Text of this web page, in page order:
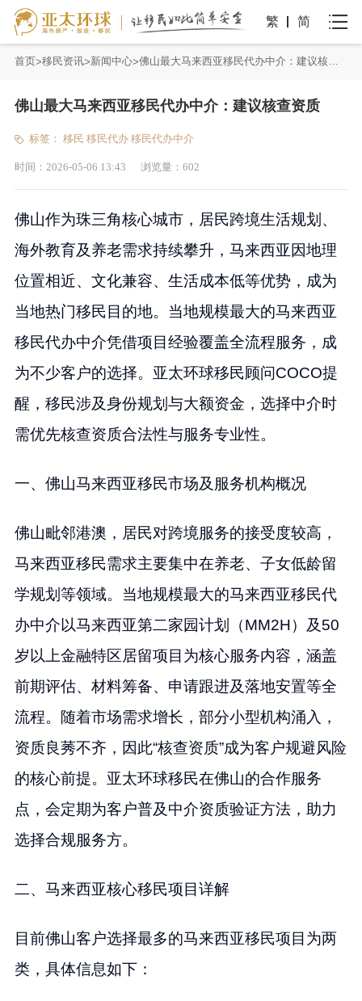
繁 简
首页 移民资讯 新闻中心 佛山最大马来西亚移民代办中介：建议核查资质
佛山最大马来西亚移民代办中介：建议核查资质
标签： 移民 移民代办 移民代办中介
时间： 2026-05-06 13:43 浏览量： 602
佛山作为珠三角核心城市，居民跨境生活规划、
海外教育及养老需求持续攀升，马来西亚因地理
位置相近、文化兼容、生活成本低等优势，成为
当地热门移民目的地。当地规模最大的马来西亚
移民代办中介凭借项目经验覆盖全流程服务，成
为不少客户的选择。亚太环球移民顾问COCO提
醒，移民涉及身份规划与大额资金，选择中介时
需优先核查资质合法性与服务专业性。
一、佛山马来西亚移民市场及服务机构概况
佛山毗邻港澳，居民对跨境服务的接受度较高，
马来西亚移民需求主要集中在养老、子女低龄留
学规划等领域。当地规模最大的马来西亚移民代
办中介以马来西亚第二家园计划（MM2H）及50
岁以上金融特区居留项目为核心服务内容，涵盖
前期评估、材料筹备、申请跟进及落地安置等全
流程。随着市场需求增长，部分小型机构涌入，
资质良莠不齐，因此“核查资质”成为客户规避风险
的核心前提。亚太环球移民在佛山的合作服务
点，会定期为客户普及中介资质验证方法，助力
选择合规服务方。
二、马来西亚核心移民项目详解
目前佛山客户选择最多的马来西亚移民项目为两
类，具体信息如下：